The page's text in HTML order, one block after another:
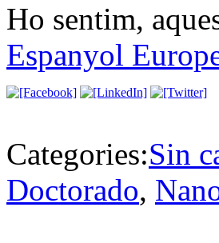
Ho sentim,
Espanyol
Categories:Sin
Doctorado,